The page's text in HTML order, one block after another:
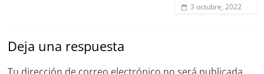
3 octubre, 2022
Deja una respuesta